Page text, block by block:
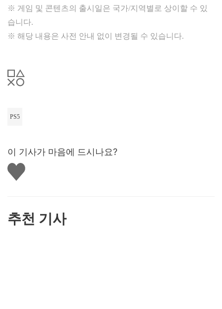
※ 게임 및 콘텐츠의 출시일은 국가/지역별로 상이할 수 있
습니다.
※ 해당 내용은 사전 안내 없이 변경될 수 있습니다.
PS5
이 기사가 마음에 드시나요?
좋
아
추천 기사